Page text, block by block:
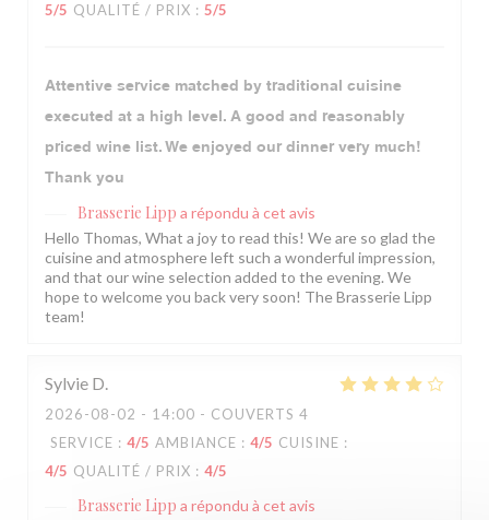
5/5 QUALITÉ / PRIX : 5/5
Attentive service matched by traditional cuisine
executed at a high level. A good and reasonably
priced wine list. We enjoyed our dinner very much!
Thank you
Brasserie Lipp a répondu à cet avis
Hello Thomas, What a joy to read this! We are so glad the
cuisine and atmosphere left such a wonderful impression,
and that our wine selection added to the evening. We
hope to welcome you back very soon! The Brasserie Lipp
team!
Sylvie D
2026-08-02 - 14:00 - COUVERTS 4
SERVICE : 4/5 AMBIANCE : 4/5 CUISINE :
4/5 QUALITÉ / PRIX : 4/5
Brasserie Lipp a répondu à cet avis